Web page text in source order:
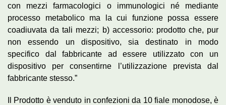
con mezzifarmacologici o immunologici né mediante
processo metabolico ma la cui funzione possa essere
coadiuvata da tali mezzi; b) accessorio: prodotto che, pur
non essendo un dispositivo, sia destinato in modo
specifico dal fabbricante ad essere utilizzato con un
dispositivo per consentirne l’utilizzazione prevista dal
fabbricante stesso.”
Il Prodotto è venduto in confezioni da 10 fiale monodose, è